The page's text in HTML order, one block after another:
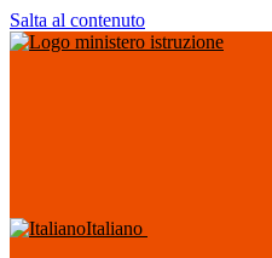
Salta al contenuto
Italiano